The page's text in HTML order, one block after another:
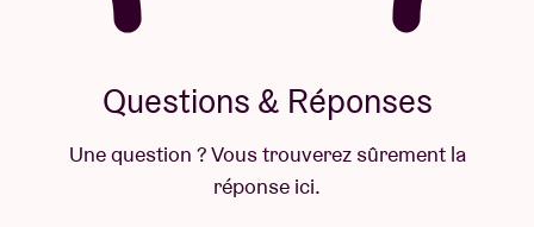
Questions & Réponses
Une question ? Vous trouverez sûrement la
réponse ici.